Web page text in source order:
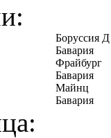
Боруссия Д
Бавария
Фрайбург
Бавария
Майнц
Бавария